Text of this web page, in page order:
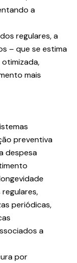
a
regulares, a
– que se estima
mais
preventiva
despesa
periódicas,
a
por